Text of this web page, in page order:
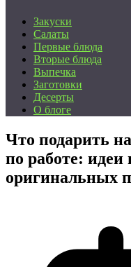
Закуски
Салаты
Первые блюда
Вторые блюда
Выпечка
Заготовки
Десерты
О блоге
Что подарить
по работе: идеи
оригинальных